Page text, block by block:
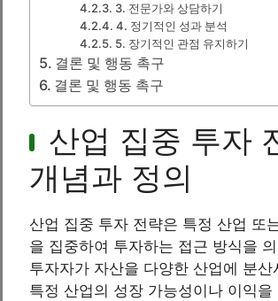
3. 전문가와 상담하기
4. 정기적인 성과 분석
5. 장기적인 관점 유지하기
결론 및 행동 촉구
결론 및 행동 촉구
산업 집중 투자
개념과 정의
산업 집중 투자 전략은 특정 산업 또
을 집중하여 투자하는 접근 방식을
투자자가 자산을 다양한 산업에 분산
특정 산업의 성장 가능성이나 이익을